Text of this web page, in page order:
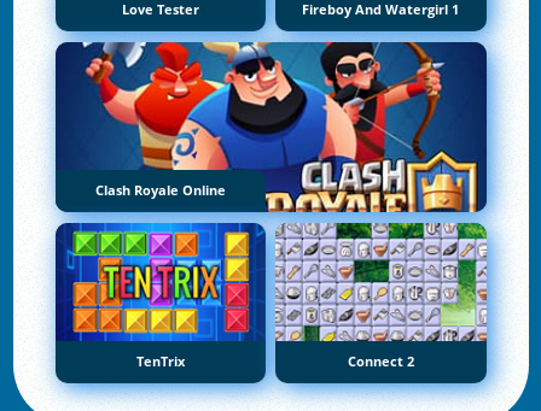
Love Tester Fireboy And Watergirl 1
Clash Royale Online
TenTrix Connect 2